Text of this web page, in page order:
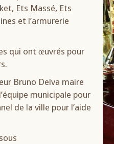
Ets Massé, Ets
et l’armurerie
qui ont œuvrés pour
Bruno Delva maire
municipale pour
de la ville pour l’aide